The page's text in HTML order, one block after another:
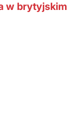
w brytyjskim